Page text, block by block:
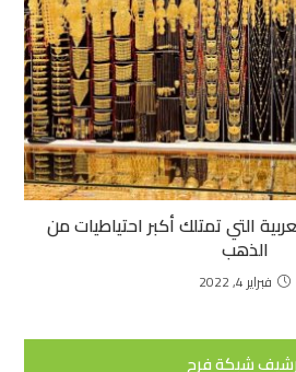
التي تمتلك أكبر احتياطيات من
الذهب
فبراير 4, 2022
شبكة فرح